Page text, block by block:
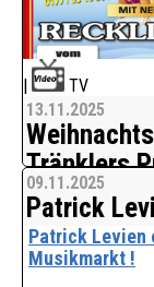
Mit den
|
TV
13.11.2025
Tränklers
Wundervoller
ganze Familie.
09.11.2025
Patrick
Patrick Levien
Musikmarkt !